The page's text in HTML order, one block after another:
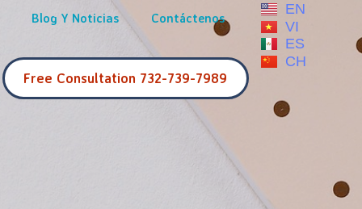
Blog Y Noticias Contáctenos
Free Consultation 732-739-7989
EN
VI
ES
CH